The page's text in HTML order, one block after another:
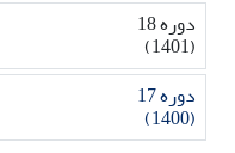
دوره 18
(1401)
دوره 17
(1400)